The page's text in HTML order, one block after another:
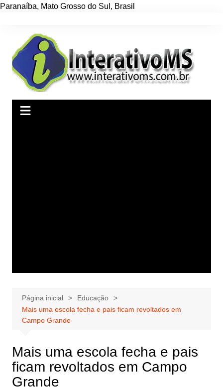
Paranaíba, Mato Grosso do Sul , Brasil
conteúdo
Página inicial
Educação
Mais uma escola fecha e pais ficam revoltados em
Campo Grande
Mais uma escola fecha e pais
ficam revoltados em Campo
Grande